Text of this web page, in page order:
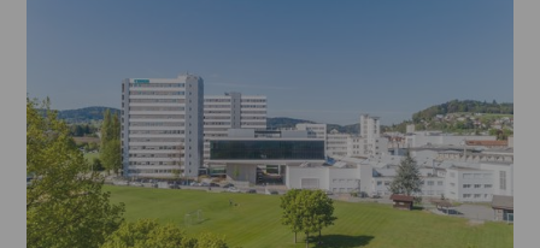
Brotgetreidemühlen
Aspiration
Automatisierung